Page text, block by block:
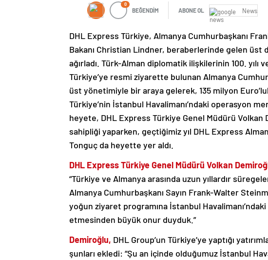
0
BEĞENDİM ABONE OL News
DHL Express Türkiye, Almanya Cumhurbaşkanı
Bakanı Christian Lindner, beraberlerinde gelen üst
ağırladı. Türk-Alman diplomatik ilişkilerinin 100.
Türkiye’ye resmi ziyarette bulunan Almanya
üst yönetimiyle bir araya gelerek, 135 milyon
Türkiye’nin İstanbul Havalimanı’ndaki operasyon
heyete, DHL Express Türkiye Genel Müdürü Volkan
sahipliği yaparken, geçtiğimiz yıl DHL Express
Tonguç da heyette yer aldı.
DHL Express Türkiye Genel Müdürü Volkan
“Türkiye ve Almanya arasında uzun yıllardır
Almanya Cumhurbaşkanı Sayın Frank-Walter
yoğun ziyaret programına İstanbul
etmesinden büyük onur duyduk.”
Demiroğlu, DHL Group’un Türkiye’ye yaptığı
şunları ekledi: “Şu an içinde olduğumuz İstanbul